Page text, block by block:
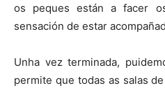
os peques están a facer
sensación de estar
Unha vez terminada,
permite que todas as salas